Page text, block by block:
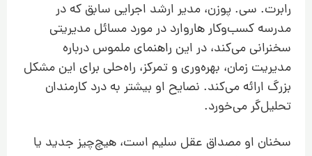
رابرت. سی. پوزن، مدیر ارشد اجرایی سابق که در
مدرسه کسب‌وکار هاروارد در مورد مسائل مدیریتی
سخنرانی می‌کند، در این راهنمای ملموس درباره
مدیریت زمان، بهره‌وری و تمرکز، راه‌حلی برای این مشکل
بزرگ ارائه می‌کند. نصایح او بیشتر به درد کارمندان
تحلیل‌گر می‌خورد.
سخنان او مصداق عقل سلیم است، هیچ‌چیز جدید یا